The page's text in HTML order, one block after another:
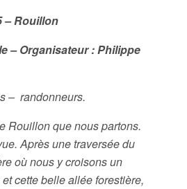
– Rouillon
– Organisateur : Philippe
– randonneurs.
Rouillon que nous partons.
Après une traversée du
où nous y croisons un
cette belle allée forestière,